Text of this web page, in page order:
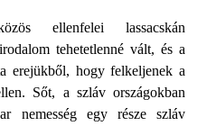
ellenfelei lassacskán
tehetetlenné vált, és a
erejükből, hogy felkeljenek a
Sőt, a szláv országokban
nemesség egy része szláv